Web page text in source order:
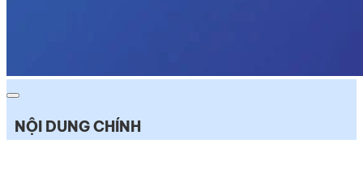
NỘI DUNG CHÍNH